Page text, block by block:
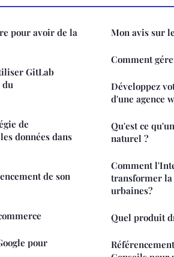
pour avoir de la
GitLab
de
données dans
de son
pour
Mon avis sur
Comment
Développez
d'une agence
Qu'est ce
naturel ?
Comment
transformer la
urbaines?
Quel produit